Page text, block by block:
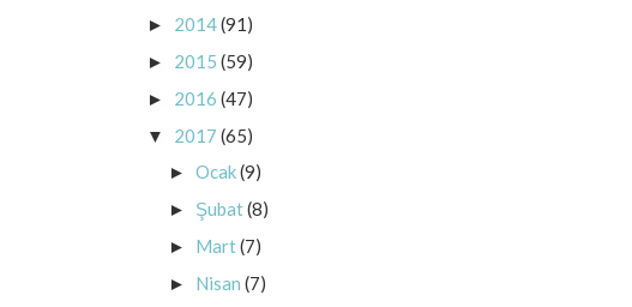
► 2014(91)
► 2015 (59)
► 2016 (47)
▼ 2017 (65)
► Ocak(9)
► Şubat(8)
► Mart(7)
► Nisan (7)